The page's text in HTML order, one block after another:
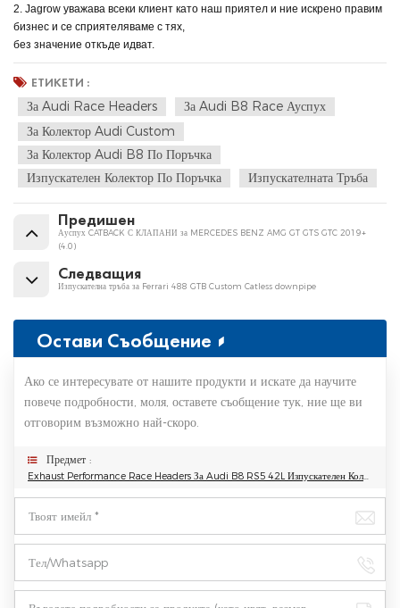
2. Jagrow уважава всеки клиент като наш приятел и ние искрено правим
бизнес и се сприятеляваме с тях,
без значение откъде идват.
ЕТИКЕТИ :
За Audi Race Headers
За Audi B8 Race Ауспух
За Колектор Audi Custom
За Колектор Audi B8 По Поръчка
Изпускателен Колектор По Поръчка
Изпускателната Тръба
Предишен
Ауспух CATBACK С КЛАПАНИ за MERCEDES BENZ AMG GT GTS GTC 2019+
(4.0)
Следващия
Изпускателна тръба за Ferrari 488 GTB Custom Catless downpipe
Остави Съобщение
Ако се интересувате от нашите продукти и искате да научите
повече подробности, моля, оставете съобщение тук, ние ще ви
отговорим възможно най-скоро.
Предмет :
Exhaust Performance Race Headers За Audi B8 RS5 4.2L Изпускателен Колектор По Поръчка